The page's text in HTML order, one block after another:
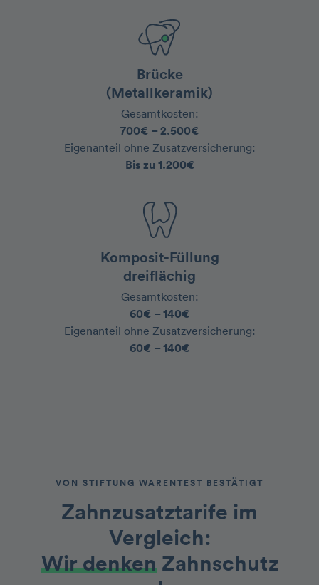
Brücke
(Metallkeramik)
Gesamtkosten:
700€ – 2.500€
‍Eigenanteil ohne Zusatzversicherung:
Bis zu 1.200€
Komposit-Füllung
dreiflächig
Gesamtkosten:
60€ – 140€
‍Eigenanteil ohne Zusatzversicherung:
60€ – 140€
VON STIFTUNG WARENTEST BESTÄTIGT
Zahnzusatztarife im
Vergleich:
Wir denken Zahnschutz